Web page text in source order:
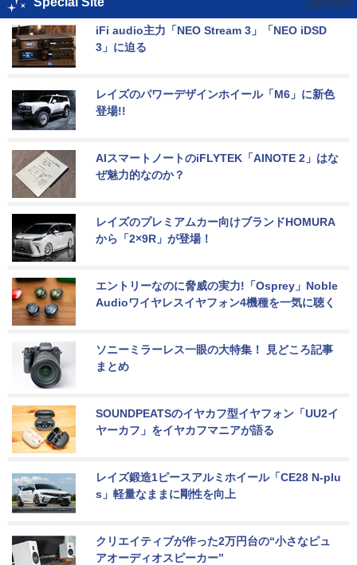
iFi audio主力「NEO Stream 3」「NEO iDSD
3」に迫る
レイズのパワーデザインホイール「M6」に新色
登場!!
AIスマートノートのiFLYTEK「AINOTE 2」はな
ぜ魅力的なのか？
レイズのプレミアムカー向けブランドHOMURA
から「2×9R」が登場！
エントリーなのに脅威の実力!「Osprey」Noble
Audioワイヤレスイヤフォン4機種を一気に聴く
ソニーミラーレス一眼の大特集！ 見どころ記事
まとめ
SOUNDPEATSのイヤカフ型イヤフォン「UU2イ
ヤーカフ」をイヤカフマニアが語る
レイズ鍛造1ピースアルミホイール「CE28 N-plu
s」軽量なままに剛性を向上
クリエイティブが作った2万円台の“小さなピュ
アオーディオスピーカー”